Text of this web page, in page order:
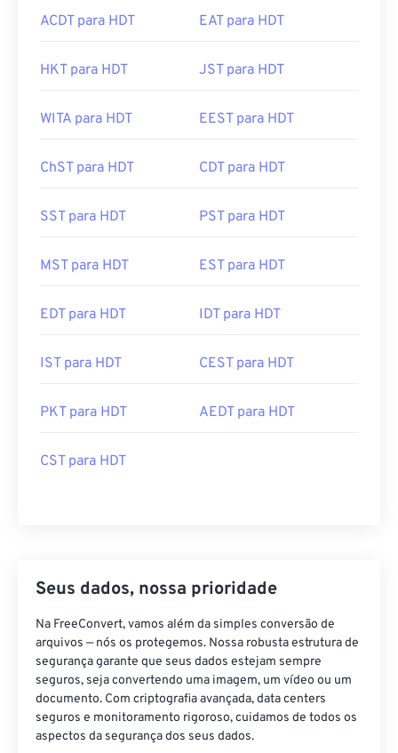
ACDT para HDT EAT para HDT
HKT para HDT JST para HDT
WITA para HDT EEST para HDT
ChST para HDT CDT para HDT
SST para HDT PST para HDT
MST para HDT EST para HDT
EDT para HDT IDT para HDT
IST para HDT CEST para HDT
PKT para HDT AEDT para HDT
CST para HDT
Seus dados, nossa prioridade
Na FreeConvert, vamos além da simples conversão de
arquivos — nós os protegemos. Nossa robusta estrutura de
segurança garante que seus dados estejam sempre
seguros, seja convertendo uma imagem, um vídeo ou um
documento. Com criptografia avançada, data centers
seguros e monitoramento rigoroso, cuidamos de todos os
aspectos da segurança dos seus dados.